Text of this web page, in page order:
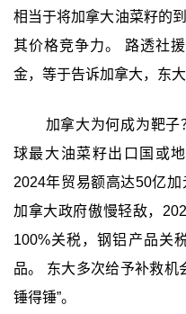
相当于将加拿大油菜籽的
其价格竞争力。 路透社
金，等于告诉加拿大，东
加拿大为何成为靶
球最大油菜籽出口国或
2024年贸易额高达50亿
加拿大政府傲慢轻敌，
100%关税，钢铝产品关
品。 东大多次给予补救机
锤得锤”。